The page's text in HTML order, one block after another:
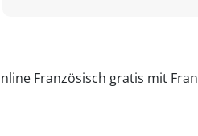
Französisch gratis mit